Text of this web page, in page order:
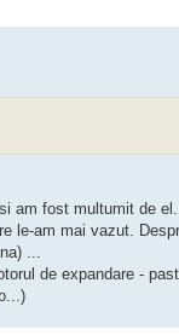
am fost multumit de
le-am mai vazut.
...
de expandare -